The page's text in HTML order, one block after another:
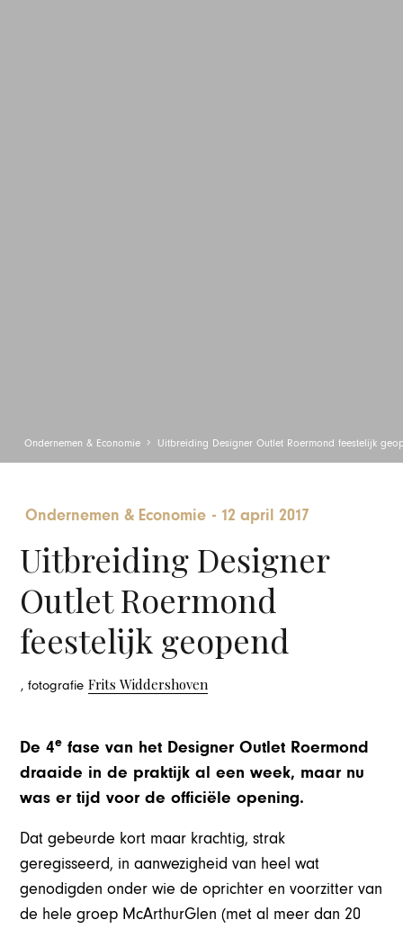
Ondernemen & Economie Uitbreiding Designer Outlet Roermond feestelijk
Ondernemen & Economie - 12 april 2017
Uitbreiding Designer
Outlet Roermond
feestelijk geopend
, fotografieFrits Widdershoven
De 4e fase van het Designer Outlet Roermond
draaide in de praktijk al een week, maar nu
was er tijd voor de officiële opening.
Dat gebeurde kort maar krachtig, strak
geregisseerd, in aanwezigheid van heel wat
genodigden onder wie de oprichter en voorzitter van
de hele groep McArthurGlen (met al meer dan 20